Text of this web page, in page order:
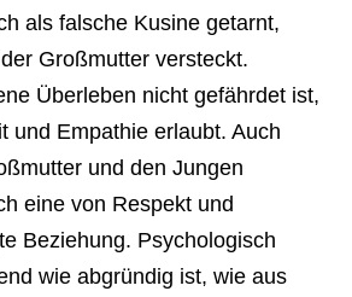
als falsche Kusine getarnt,
Großmutter versteckt.
Überleben nicht gefährdet ist,
und Empathie erlaubt. Auch
und den Jungen
eine von Respekt und
Beziehung. Psychologisch
wie abgründig ist, wie aus